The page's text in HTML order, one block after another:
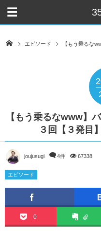
エピソード 【もう乗るな
【もう乗るなwww】
３回【３発目
joujusugi 4件 67338
エピソード
0